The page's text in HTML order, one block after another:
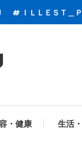
ＩＬＬＥＳＴ＿
・健康 生活